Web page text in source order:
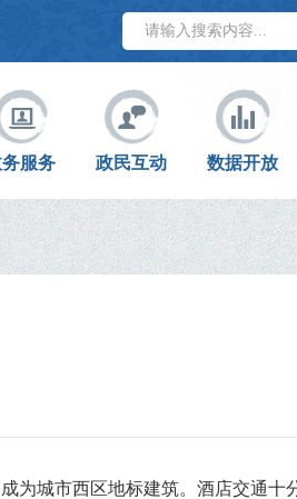
服务 政民互动 数据开放
为城市西区地标建筑。酒店交通十